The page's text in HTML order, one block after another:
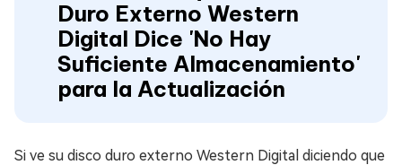
Duro Externo Western
Digital Dice 'No Hay
Suficiente Almacenamiento'
para la Actualización
Si ve su disco duro externo Western Digital diciendo que